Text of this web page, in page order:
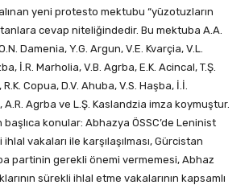
yeni protesto mektubu “yüzotuzların
cevap niteliğindedir. Bu mektuba A.A.
Damenia, Y.G. Argun, V.E. Kvarçia, V.L.
İ.R. Marholia, V.B. Agrba, E.K. Acincal, T.Ş.
Copua, D.V. Ahuba, V.S. Haşba, İ.İ.
A.R. Agrba ve L.Ş. Kaslandzia imza koymuştur.
konular: Abhazya ÖSSC’de Leninist
vakaları ile karşılaşılması, Gürcistan
partinin gerekli önemi vermemesi, Abhaz
sürekli ihlal etme vakalarının kapsamlı